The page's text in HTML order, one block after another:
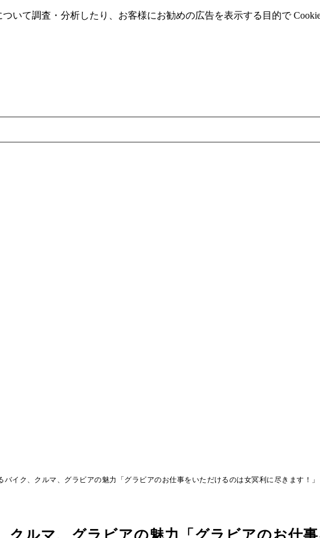
いて調査・分析したり、お客様にお勧めの広告を表⽰する⽬的で
バイク、クルマ、グラビアの魅力「グラビアのお仕事をいただけるのは女冥利に尽きます！」
クルマ、グラビアの魅力「グラビアのお仕